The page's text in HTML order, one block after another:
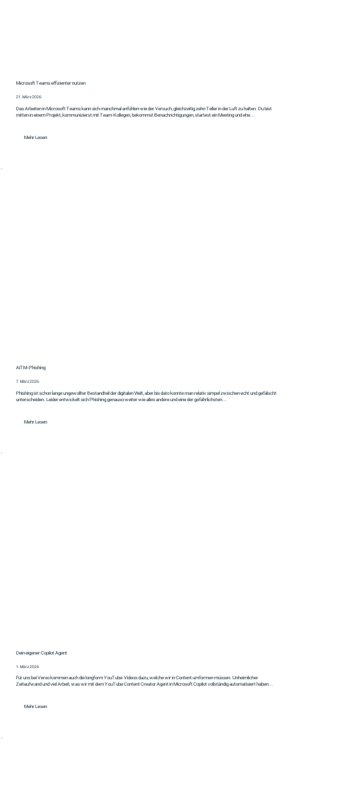
Microsoft Teams effizienter nutzen
21. März 2026
Das Arbeiten in Microsoft Teams kann sich manchmal anfühlen wie der Versuch, gleichzeitig zehn Teller in der Luft zu halten. Du bist
mitten in einem Projekt, kommunizierst mit Team-Kollegen, bekommst Benachrichtigungen, startest ein Meeting und ehe...
Mehr Lesen
AiTM‑Phishing
7. März 2026
Phishing ist schon lange ungewollter Bestandteil der digitalen Welt, aber bis dato konnte man relativ simpel zwischen echt und gefälscht
unterscheiden. Leider entwickelt sich Phishing genauso weiter wie alles andere und eine der gefährlichsten...
Mehr Lesen
Dein eigener Copilot Agent
1. März 2026
Für uns bei Veroo kommen auch die longform YouTube-Videos dazu, welche wir in Content umformen müssen. Unheimlicher
Zeitaufwand und viel Arbeit, was wir mit dem YouTube Content Creator Agent in Microsoft Copilot vollständig automatisiert haben...
Mehr Lesen